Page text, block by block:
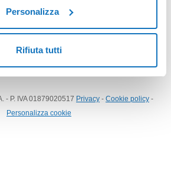
Personalizza
Rifiuta tutti
- P. IVA 01879020517 Privacy - Cookie policy -
Personalizza cookie